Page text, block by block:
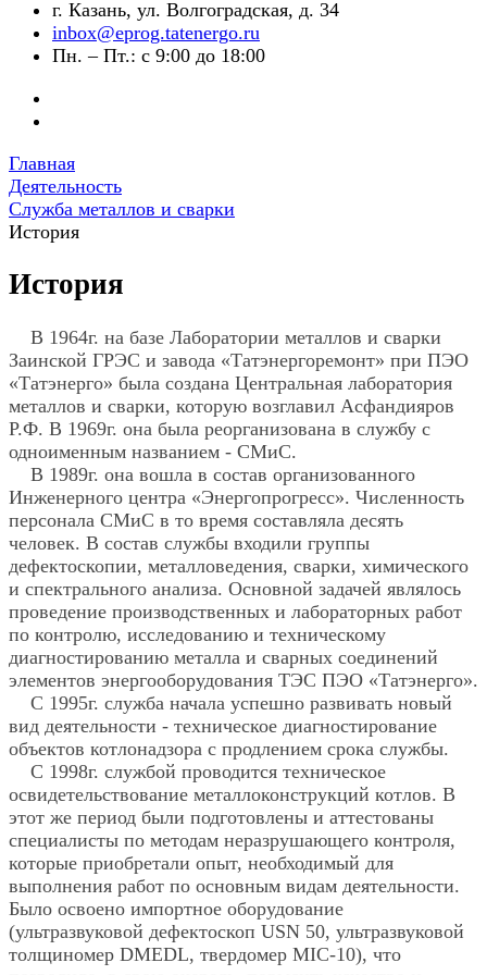
г. Казань, ул. Волгоградская, д. 34
inbox@eprog.tatenergo.ru
Пн. – Пт.: с 9:00 до 18:00
Главная
Деятельность
Служба металлов и сварки
История
История
В 1964г. на базе Лаборатории металлов и сварки
Заинской ГРЭС и завода «Татэнергоремонт» при ПЭО
«Татэнерго» была создана Центральная лаборатория
металлов и сварки, которую возглавил Асфандияров
Р.Ф. В 1969г. она была реорганизована в службу с
одноименным названием - СМиС.
В 1989г. она вошла в состав организованного
Инженерного центра «Энергопрогресс». Численность
персонала СМиС в то время составляла десять
человек. В состав службы входили группы
дефектоскопии, металловедения, сварки, химического
и спектрального анализа. Основной задачей являлось
проведение производственных и лабораторных работ
по контролю, исследованию и техническому
диагностированию металла и сварных соединений
элементов энергооборудования ТЭС ПЭО «Татэнерго».
С 1995г. служба начала успешно развивать новый
вид деятельности - техническое диагностирование
объектов котлонадзора с продлением срока службы.
С 1998г. службой проводится техническое
освидетельствование металлоконструкций котлов. В
этот же период были подготовлены и аттестованы
специалисты по методам неразрушающего контроля,
которые приобретали опыт, необходимый для
выполнения работ по основным видам деятельности.
Было освоено импортное оборудование
(ультразвуковой дефектоскоп USN 50, ультразвуковой
толщиномер DMEDL, твердомер MIC‑10), что